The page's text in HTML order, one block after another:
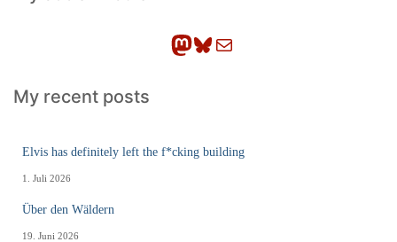
e
Mastodon Bluesky E-Mail
My recent posts
Elvis has definitely left the f*cking building
1. Juli 2026
Über den Wäldern
19. Juni 2026